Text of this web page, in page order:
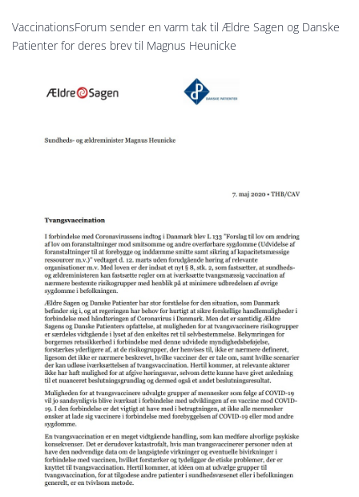
VaccinationsForum sender en varm tak til Ældre Sagen og Danske
Patienter for deres brev til Magnus Heunicke